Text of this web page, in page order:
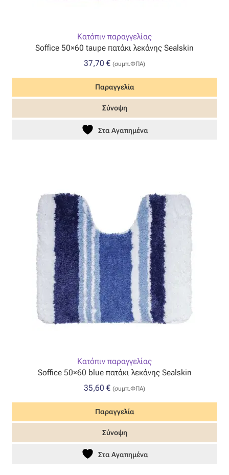
Κατόπιν παραγγελίας
Soffice 50×60 taupe πατάκι λεκάνης Sealskin
37,70 € (συμπ.ΦΠΑ)
Παραγγελία
Σύνοψη
Στα Αγαπημένα
Κατόπιν παραγγελίας
Soffice 50×60 blue πατάκι λεκάνης Sealskin
35,60 € (συμπ.ΦΠΑ)
Παραγγελία
Σύνοψη
Στα Αγαπημένα